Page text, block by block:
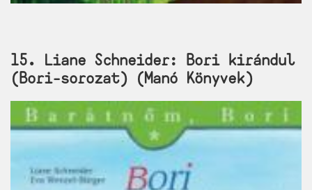
15. Liane Schneider: Bori kirándul
(Bori-sorozat) (Manó Könyvek)